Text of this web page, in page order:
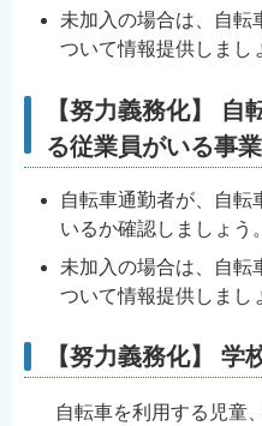
未加入の場合は、自転
ついて情報提供しまし
【努力義務化】 自
る従業員がいる事
自転車通勤者が、自転
いるか確認しましょう。
未加入の場合は、自転
ついて情報提供しまし
【努力義務化】 学
自転車を利用する児童